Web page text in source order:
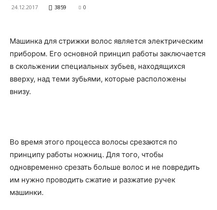
о
24.12.2017 3859 0
Машинка для стрижки волос является электрическим
прибором. Его основной принцип работы заключается
в скольжении специальных зубьев, находящихся
вверху, над теми зубьями, которые расположены
внизу.
Во время этого процесса волосы срезаются по
принципу работы ножниц. Для того, чтобы
одновременно срезать больше волос и не повредить
им нужно проводить сжатие и разжатие ручек
машинки.